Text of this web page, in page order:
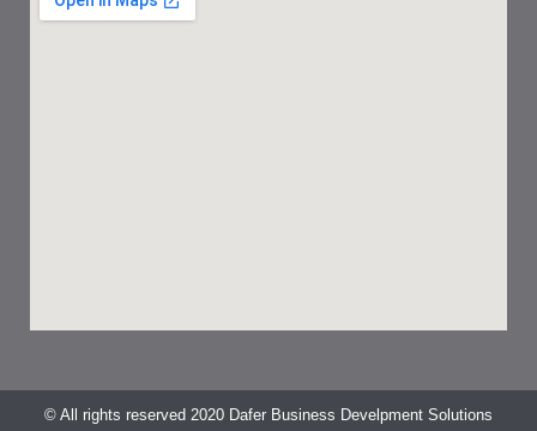
© All rights reserved 2020 Dafer Business Develpment Solutions